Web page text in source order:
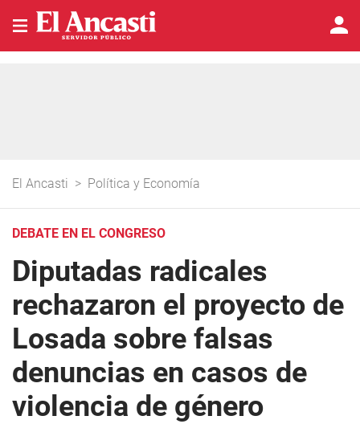
El Ancasti > Política y Economía
DEBATE EN EL CONGRESO
Diputadas radicales
rechazaron el proyecto de
Losada sobre falsas
denuncias en casos de
violencia de género